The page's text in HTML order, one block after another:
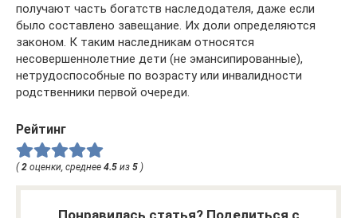
получают часть богатств наследодателя, даже если
было составлено завещание. Их доли определяются
законом. К таким наследникам относятся
несовершеннолетние дети (не эмансипированные),
нетрудоспособные по возрасту или инвалидности
родственники первой очереди.
Рейтинг
(2 оценки, среднее 4.5 из 5 )
Понравилась статья? Поделиться с